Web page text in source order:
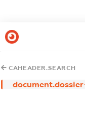
CAHEADER.SEARCH
document.dossier